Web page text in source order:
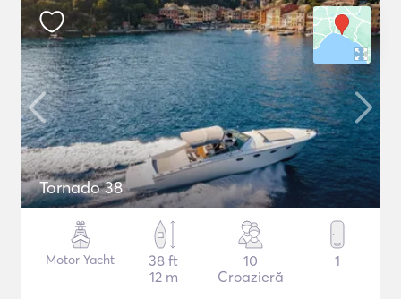
Tornado 38
Motor Yacht
38 ft
12 m
10
Croazieră
1